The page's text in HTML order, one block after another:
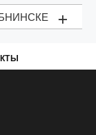
+
Parker) — в
Поиск
Parker